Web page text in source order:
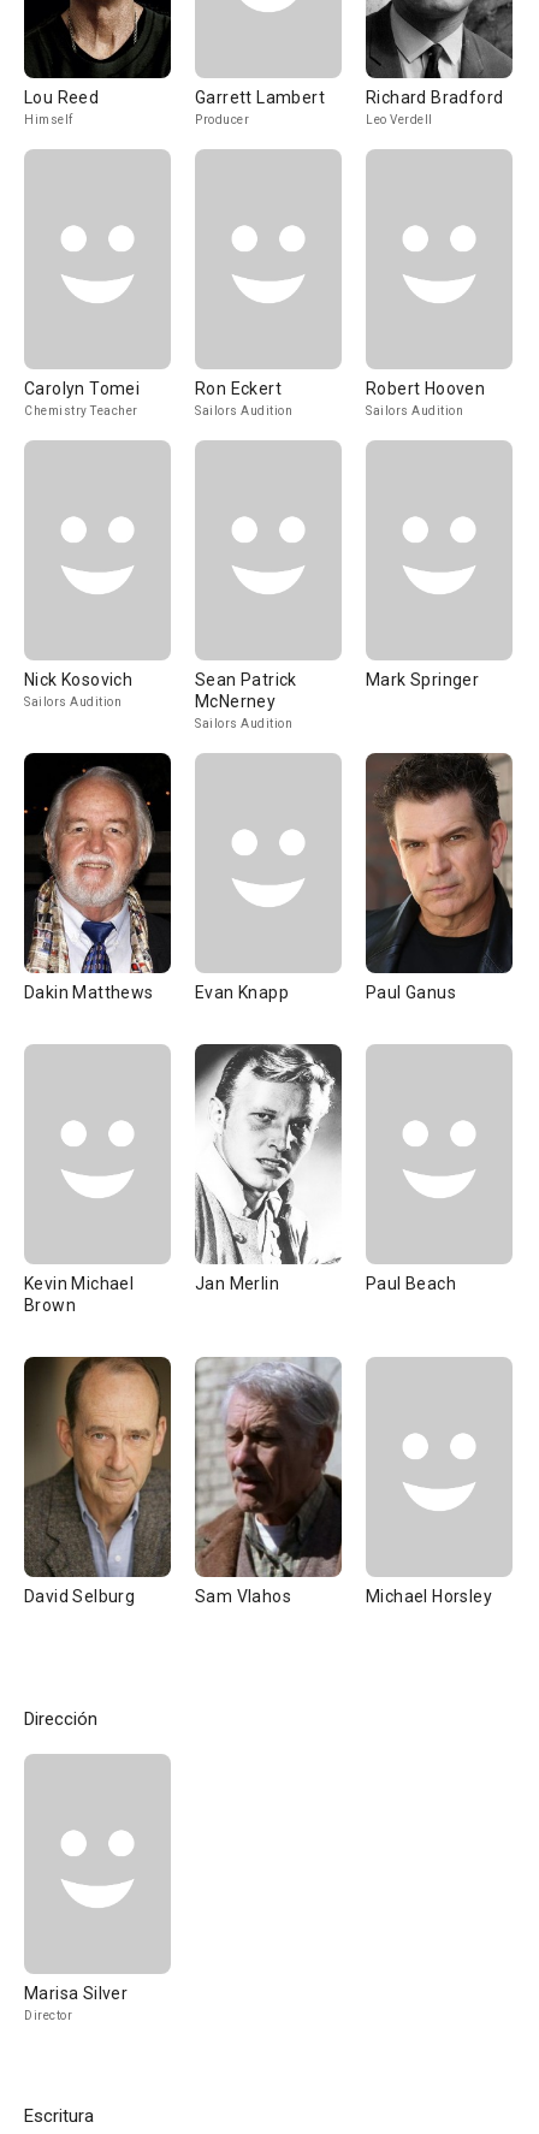
Lou Reed
Himself
Garrett Lambert
Producer
Richard Bradford
Leo Verdell
Carolyn Tomei
Chemistry Teacher
Ron Eckert
Sailors Audition
Robert Hooven
Sailors Audition
Nick Kosovich
Sailors Audition
Sean Patrick
McNerney
Sailors Audition
Mark Springer
Dakin Matthews Evan Knapp Paul Ganus
Kevin Michael
Brown
Jan Merlin Paul Beach
David Selburg Sam Vlahos Michael Horsley
Dirección
Marisa Silver
Director
Escritura